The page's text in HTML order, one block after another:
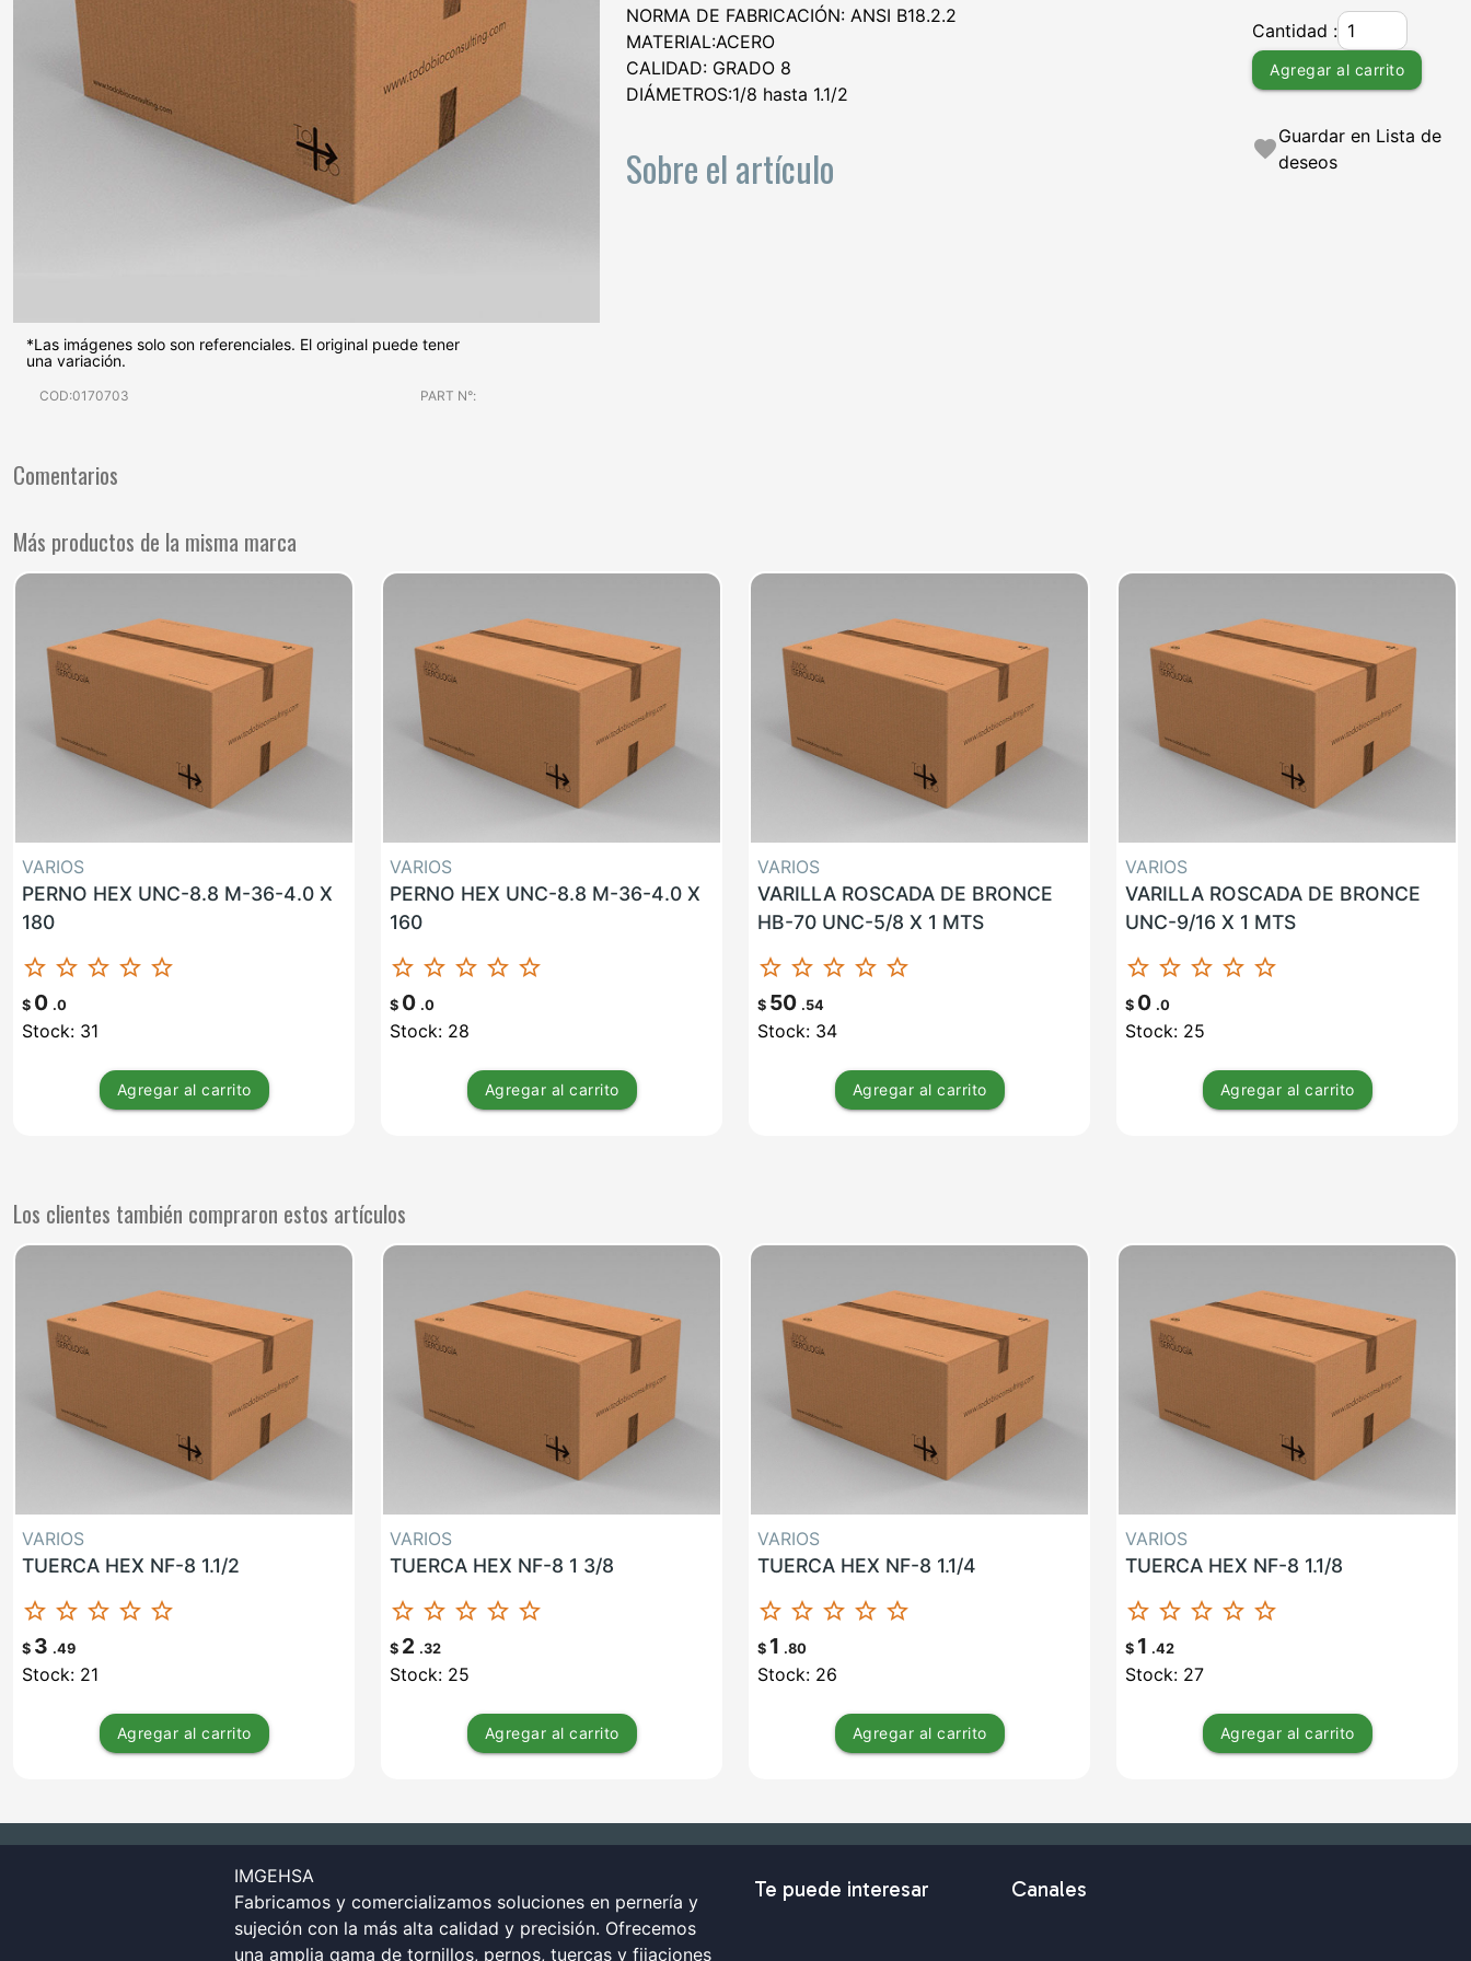
*Las imágenes solo son referenciales. El original puede tener
una variación.
COD:0170703 PART N°:
NORMA DE FABRICACIÓN: ANSI B18.2.2
MATERIAL:ACERO
CALIDAD: GRADO 8
DIÁMETROS:1/8 hasta 1.1/2
Sobre el artículo
Cantidad :
Agregar al carrito
favoriteGuardar en Lista de
deseos
Comentarios
Más productos de la misma marca
VARIOS
PERNO HEX UNC-8.8 M-36-4.0 X
180
star_border star_border star_border star_border star_border
$ 0 .0
Stock: 31
Agregar al carrito
VARIOS
PERNO HEX UNC-8.8 M-36-4.0 X
160
star_border star_border star_border star_border star_border
$ 0 .0
Stock: 28
Agregar al carrito
VARIOS
VARILLA ROSCADA DE BRONCE
HB-70 UNC-5/8 X 1 MTS
star_border star_border star_border star_border star_border
$ 50 .54
Stock: 34
Agregar al carrito
VARIOS
VARILLA ROSCADA DE BRONCE
UNC-9/16 X 1 MTS
star_border star_border star_border star_border star_border
$ 0 .0
Stock: 25
Agregar al carrito
Los clientes también compraron estos artículos
VARIOS
TUERCA HEX NF-8 1.1/2
star_border star_border star_border star_border star_border
$ 3 .49
Stock: 21
Agregar al carrito
VARIOS
TUERCA HEX NF-8 1 3/8
star_border star_border star_border star_border star_border
$ 2 .32
Stock: 25
Agregar al carrito
VARIOS
TUERCA HEX NF-8 1.1/4
star_border star_border star_border star_border star_border
$ 1 .80
Stock: 26
Agregar al carrito
VARIOS
TUERCA HEX NF-8 1.1/8
star_border star_border star_border star_border star_border
$ 1 .42
Stock: 27
Agregar al carrito
IMGEHSA
Fabricamos y comercializamos soluciones en pernería y
sujeción con la más alta calidad y precisión. Ofrecemos
una amplia gama de tornillos, pernos, tuercas y fijaciones
Te puede interesar Canales